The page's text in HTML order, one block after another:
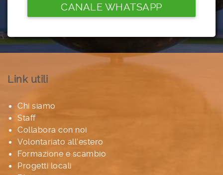
CANALE WHATSAPP
Link utili
Chi siamo
Staff
Collabora con noi
Volontariato all'estero
Formazione e scambio
Progetti locali